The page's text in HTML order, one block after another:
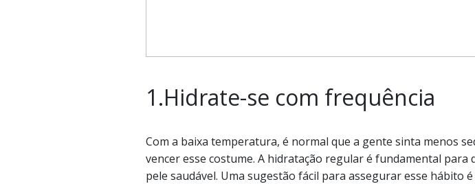
1.Hidrate-se com frequência
Com a baixa temperatura, é normal que a gente sinta menos
vencer esse costume. A hidratação regular é fundamental
pele saudável. Uma sugestão fácil para assegurar esse